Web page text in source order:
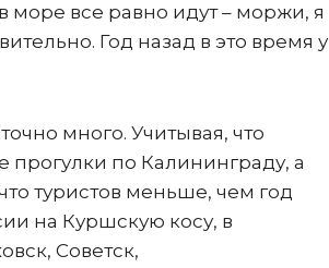
море все равно идут – моржи, я
Год назад в это время у
много. Учитывая, что
прогулки по Калининграду, а
туристов меньше, чем год
на Куршскую косу, в
Советск,